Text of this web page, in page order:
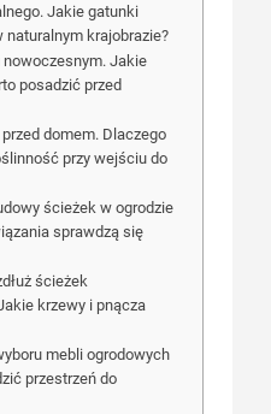
Jakie gatunki
krajobrazie?
nowoczesnym. Jakie
posadzić przed
domem. Dlaczego
przy wejściu do
ścieżek w ogrodzie
sprawdzą się
ścieżek
krzewy i pnącza
mebli ogrodowych
przestrzeń do